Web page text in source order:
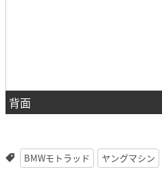
背面
BMWモトラッド ヤングマシン